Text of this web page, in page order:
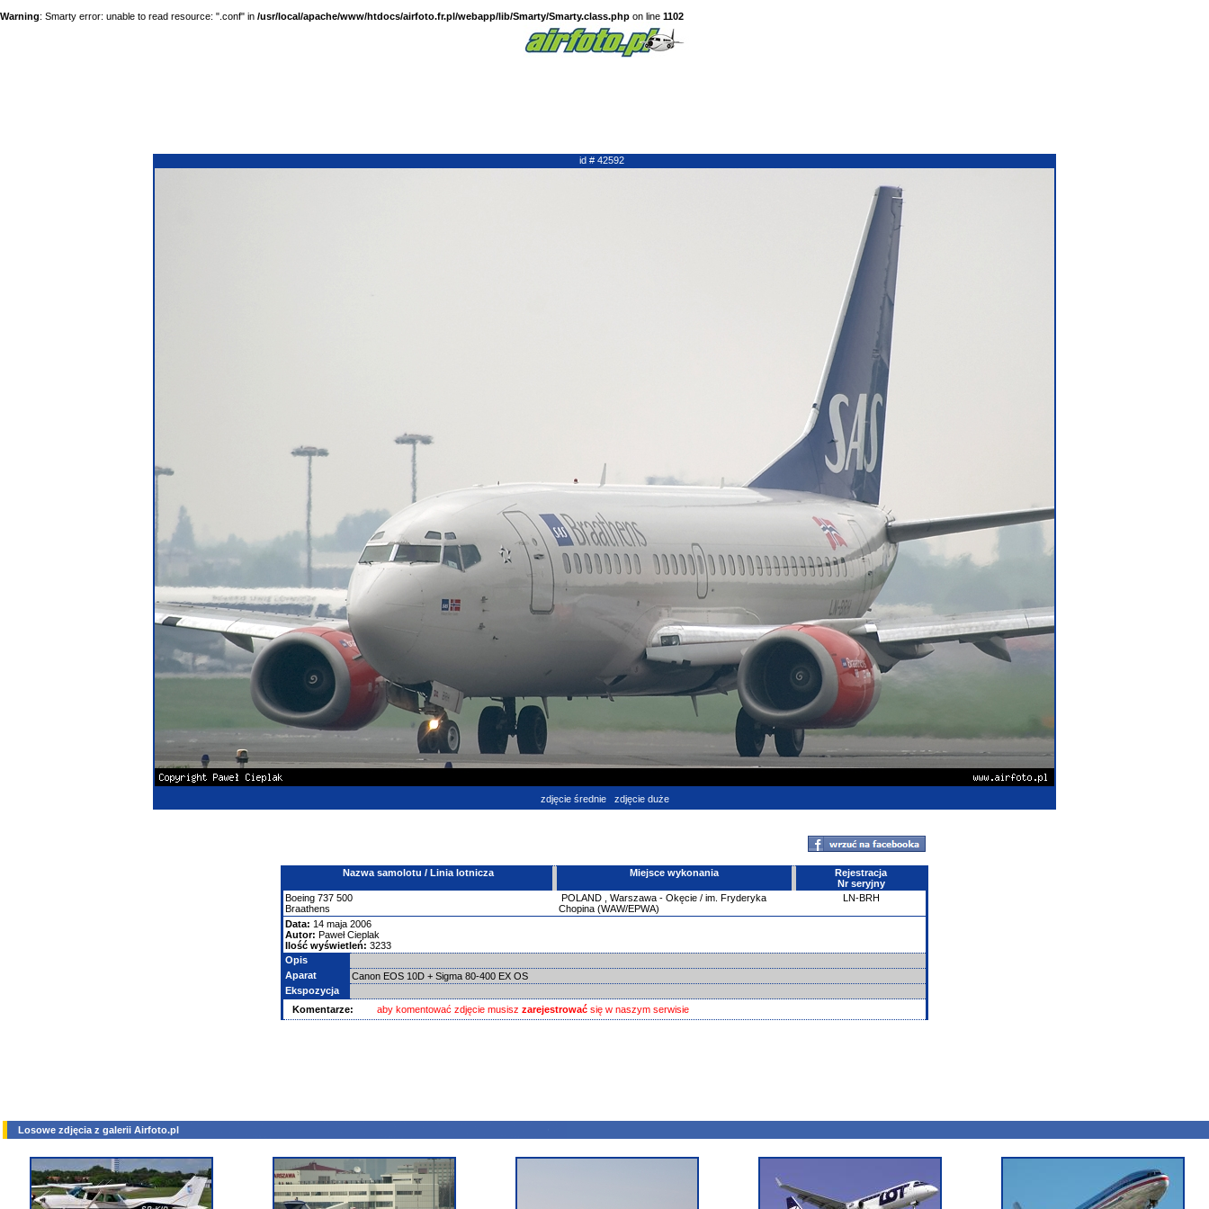
Warning: Smarty error: unable to read resource: ".conf" in /usr/local/apache/www/htdocs/airfoto.fr.pl/webapp/lib/Smarty/Smarty.class.php on line 1102
id # 42592
zdjęcie średnie zdjęcie duże
Nazwa samolotu / Linia lotnicza Miejsce wykonania
Rejestracja
Nr seryjny
Boeing 737 500
Braathens
POLAND
Warszawa - Okęcie / im. Fryderyka
Chopina (WAW/EPWA)
LN-BRH
Data: 14 maja 2006
Autor: Paweł Cieplak
Ilość wyświetleń: 3233
Opis
Aparat
Canon EOS 10D + Sigma 80-400 EX OS
Ekspozycja
Komentarze:
aby komentować zdjęcie musisz zarejestrować się w naszym serwisie
Losowe zdjęcia z galerii Airfoto.pl